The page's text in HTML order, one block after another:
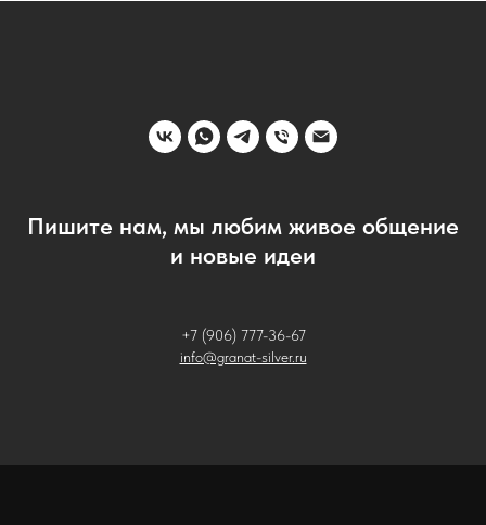
Пишите нам, мы любим живое общение
и новые идеи
+7 (906) 777-36-67
info@granat-silver.ru